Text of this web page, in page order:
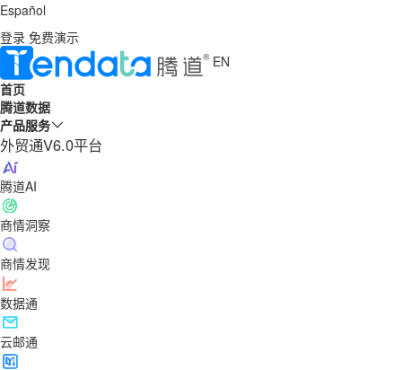
Español
登录 免费演示
EN
首页
腾道数据
产品服务
外贸通V6.0平台
腾道AI
商情洞察
商情发现
数据通
云邮通